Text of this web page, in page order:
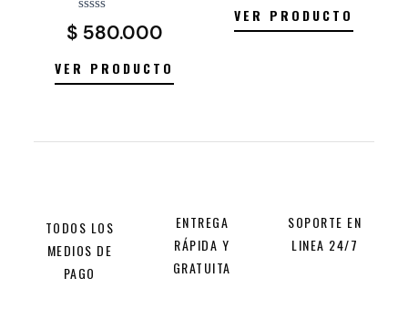
Valorado
con
de
5
$ 580.000
VER PRODUCTO
de
5
VER PRODUCTO
TODOS LOS
MEDIOS DE
PAGO
ENTREGA
RÁPIDA Y
GRATUITA
SOPORTE EN
LINEA 24/7